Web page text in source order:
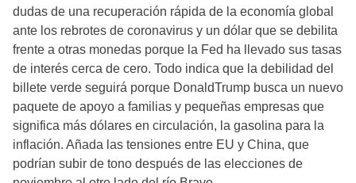
dudas de una recuperación rápida de la economía global
ante los rebrotes de coronavirus y un dólar que se debilita
frente a otras monedas porque la Fed ha llevado sus tasas
de interés cerca de cero. Todo indica que la debilidad del
billete verde seguirá porque DonaldTrump busca un nuevo
paquete de apoyo a familias y pequeñas empresas que
significa más dólares en circulación, la gasolina para la
inflación. Añada las tensiones entre EU y China, que
podrían subir de tono después de las elecciones de